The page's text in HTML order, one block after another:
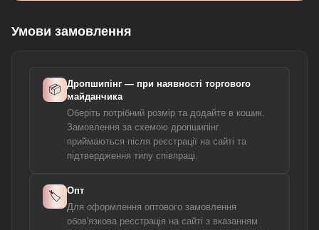
Умови замовлення
📦 Дропшипінг — при наявності торгового
майданчика
Оберіть потрібний розмір та додайте в кошик.
Замовлення за схемою дропшипінг
приймаються після реєстрації на сайті та
підтвердження типу співпраці.
🏷️ Опт
Для оформлення оптового замовлення
обов'язкова реєстрація на сайті з вказанням